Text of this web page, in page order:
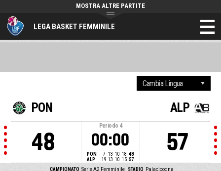
LEGA BASKET FEMMINILE
MOSTRA ALTRE PARTITE
PON
48
Periodo 4
00:00
PON 7 13 10 18 48
ALP
19 13 10 15 57
ALP
57
CAMPIONATO Serie A2 Femminile STADIO
Palacicogna